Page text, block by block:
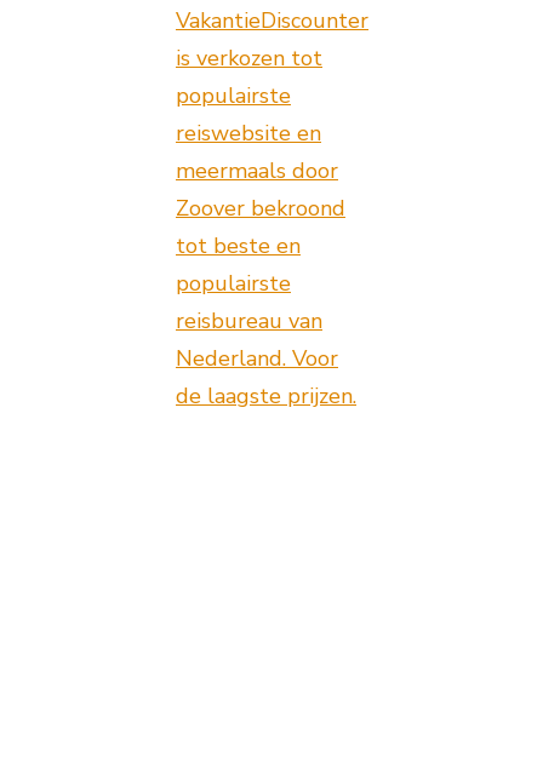
VakantieDiscounter
is verkozen tot
populairste
reiswebsite en
meermaals door
Zoover bekroond
tot beste en
populairste
reisbureau van
Nederland. Voor
de laagste prijzen.